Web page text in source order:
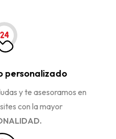
personalizado
y te asesoramos en
con la mayor